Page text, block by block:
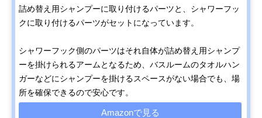
詰め替え用シャンプーに取り付けるパーツと、シャワーフッ
クに取り付けるパーツがセットになっています。
シャワーフック側のパーツはそれ自体が詰め替え用シャンプ
ーを掛けられるアームとなるため、バスルームのタオルハン
ガーなどにシャンプーを掛けるスペースがない場合でも、場
所を確保できるので安心です。
Amazonで見る